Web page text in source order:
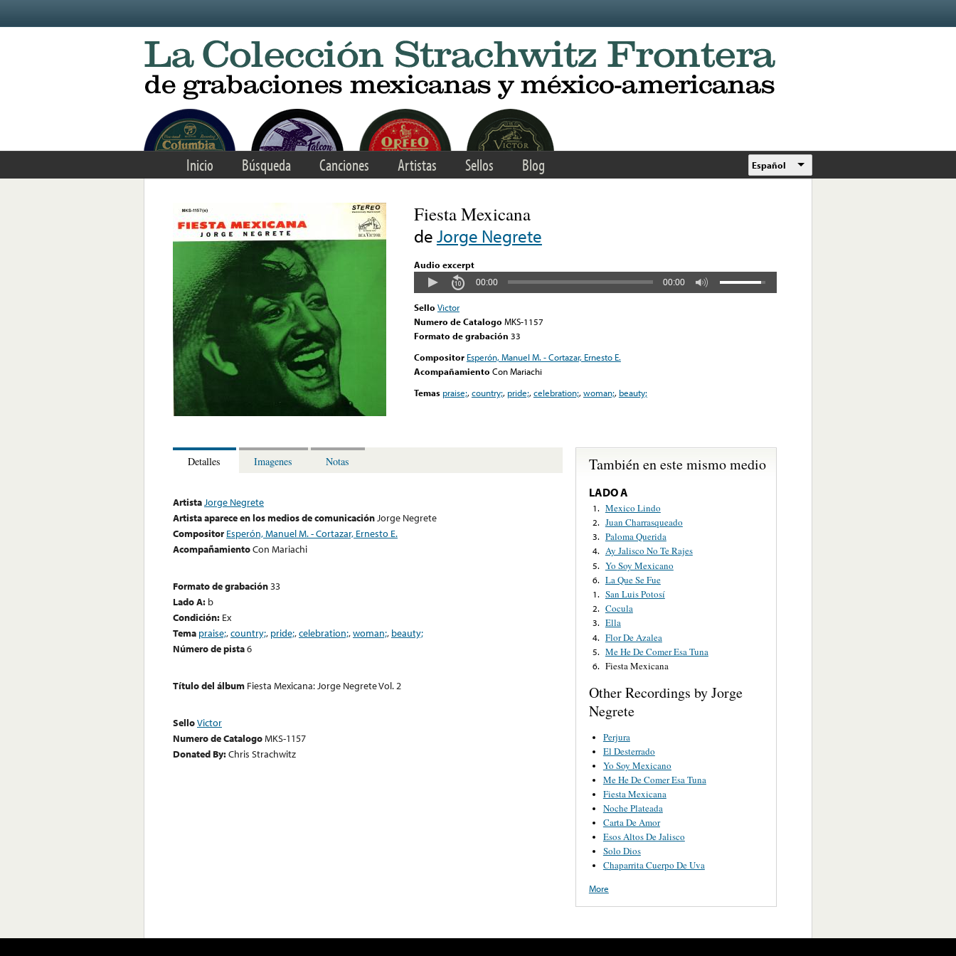
Inicio Búsqueda Canciones Artistas Sellos Blog Español
Fiesta Mexicana
deJorge Negrete
Audio excerpt
00:00 00:00
Sello Victor
Numero de Catalogo MKS-1157
Formato de grabación 33
Compositor Esperón, Manuel M. - Cortazar, Ernesto E.
Acompañamiento Con Mariachi
Temas praise;,country;, pride;,celebration;,woman;, beauty;
Detalles Imagenes Notas
ArtistaJorge Negrete
Artista aparece en los medios de comunicaciónJorge Negrete
Compositor Esperón, Manuel M. - Cortazar, Ernesto E.
AcompañamientoCon Mariachi
Formato de grabación33
Lado A: b
Condición: Ex
Tema praise;,country;, pride;,celebration;,woman;, beauty;
Número de pista6
Título del álbum Fiesta Mexicana: Jorge Negrete Vol. 2
SelloVictor
Numero de CatalogoMKS-1157
Donated By:Chris Strachwitz
También en este mismo medio
LADO A
1. Mexico Lindo
2. Juan Charrasqueado
3. Paloma Querida
4. Ay Jalisco No Te Rajes
5. Yo Soy Mexicano
6. La Que Se Fue
1. San Luis Potosí
2. Cocula
3. Ella
4. Flor De Azalea
5. Me He De Comer Esa Tuna
6. Fiesta Mexicana
Other Recordings by Jorge
Negrete
Perjura
El Desterrado
Yo Soy Mexicano
Me He De Comer Esa Tuna
Fiesta Mexicana
Noche Plateada
Carta De Amor
Esos Altos De Jalisco
Solo Dios
Chaparrita Cuerpo De Uva
More